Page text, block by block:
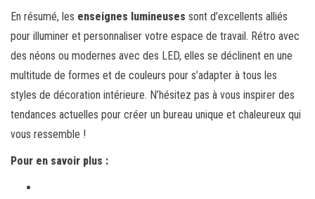
En résumé, les enseignes lumineuses sont d’excellents alliés
pour illuminer et personnaliser votre espace de travail. Rétro avec
des néons ou modernes avec des LED, elles se déclinent en une
multitude de formes et de couleurs pour s’adapter à tous les
styles de décoration intérieure. N’hésitez pas à vous inspirer des
tendances actuelles pour créer un bureau unique et chaleureux qui
vous ressemble !
Pour en savoir plus :